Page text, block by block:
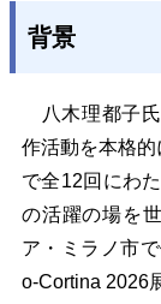
背景
八木理都子
作活動を本格
で全12回にわ
の活躍の場を
ア・ミラノ市
o-Cortina 2026